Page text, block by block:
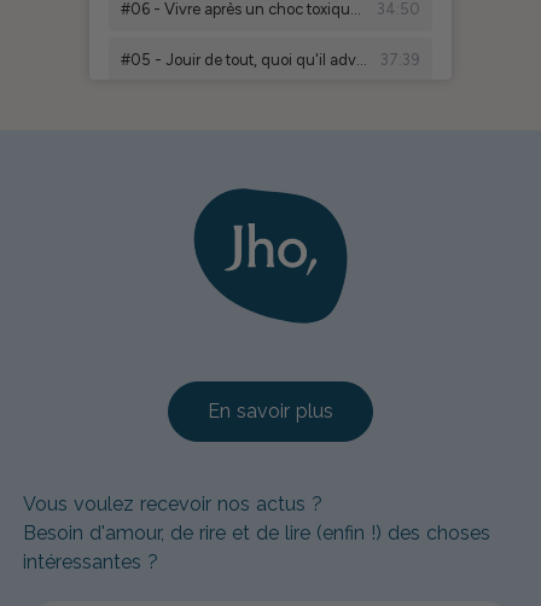
En savoir plus
Vous voulez recevoir nos actus ?
Besoin d'amour, de rire et de lire (enfin !) des choses
intéressantes ?